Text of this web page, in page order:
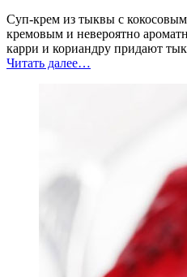
Суп-крем из тыквы с
кремовым и невероятно
карри и кориандру придают
Читать далее“Тыквенный
…